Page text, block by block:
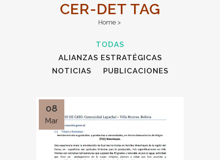
CER-DET TAG
Home>
TODAS
ALIANZAS ESTRATÉGICAS
NOTICIAS
PUBLICACIONES
08
Mar